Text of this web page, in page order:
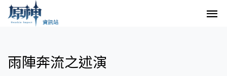
雨陣奔流之述演